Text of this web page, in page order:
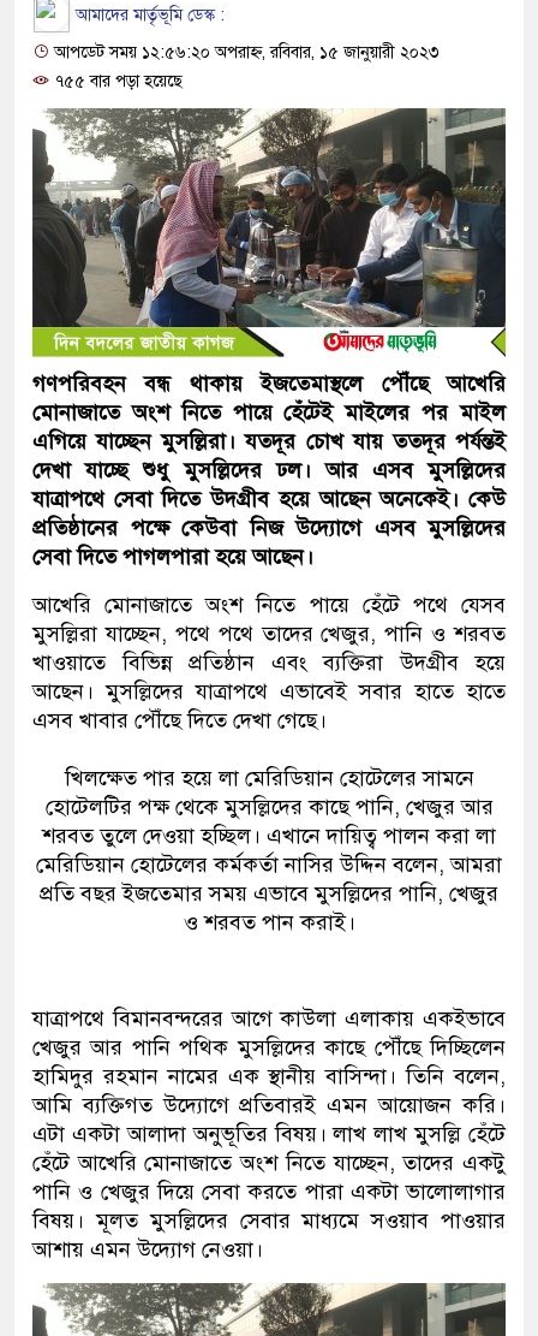
আমাদের মার্তৃভূমি ডেস্ক :
আপডেট সময় ১২:৫৬:২০ অপরাহ্ন, রবিবার, ১৫ জানুয়ারী ২০২৩
৭৫৫ বার পড়া হয়েছে
গণপরিবহন বন্ধ থাকায় ইজতেমাস্থলে পৌঁছে আখেরি
মোনাজাতে অংশ নিতে পায়ে হেঁটেই মাইলের পর মাইল
এগিয়ে যাচ্ছেন মুসল্লিরা। যতদূর চোখ যায় ততদূর পর্যন্তই
দেখা যাচ্ছে শুধু মুসল্লিদের ঢল। আর এসব মুসল্লিদের
যাত্রাপথে সেবা দিতে উদগ্রীব হয়ে আছেন অনেকেই। কেউ
প্রতিষ্ঠানের পক্ষে কেউবা নিজ উদ্যোগে এসব মুসল্লিদের
সেবা দিতে পাগলপারা হয়ে আছেন।
আখেরি মোনাজাতে অংশ নিতে পায়ে হেঁটে পথে যেসব
মুসল্লিরা যাচ্ছেন, পথে পথে তাদের খেজুর, পানি ও শরবত
খাওয়াতে বিভিন্ন প্রতিষ্ঠান এবং ব্যক্তিরা উদগ্রীব হয়ে
আছেন। মুসল্লিদের যাত্রাপথে এভাবেই সবার হাতে হাতে
এসব খাবার পৌঁছে দিতে দেখা গেছে।
খিলক্ষেত পার হয়ে লা মেরিডিয়ান হোটেলের সামনে
হোটেলটির পক্ষ থেকে মুসল্লিদের কাছে পানি, খেজুর আর
শরবত তুলে দেওয়া হচ্ছিল। এখানে দায়িত্ব পালন করা লা
মেরিডিয়ান হোটেলের কর্মকর্তা নাসির উদ্দিন বলেন, আমরা
প্রতি বছর ইজতেমার সময় এভাবে মুসল্লিদের পানি, খেজুর
ও শরবত পান করাই।
যাত্রাপথে বিমানবন্দরের আগে কাউলা এলাকায় একইভাবে
খেজুর আর পানি পথিক মুসল্লিদের কাছে পৌঁছে দিচ্ছিলেন
হামিদুর রহমান নামের এক স্থানীয় বাসিন্দা। তিনি বলেন,
আমি ব্যক্তিগত উদ্যোগে প্রতিবারই এমন আয়োজন করি।
এটা একটা আলাদা অনুভূতির বিষয়। লাখ লাখ মুসল্লি হেঁটে
হেঁটে আখেরি মোনাজাতে অংশ নিতে যাচ্ছেন, তাদের একটু
পানি ও খেজুর দিয়ে সেবা করতে পারা একটা ভালোলাগার
বিষয়। মূলত মুসল্লিদের সেবার মাধ্যমে সওয়াব পাওয়ার
আশায় এমন উদ্যোগ নেওয়া।